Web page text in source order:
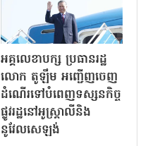
អគ្គលេខាបក្ស ប្រធានរដ្ឋ
លោក តូឡឹម អញ្ជើញចេញ
ដំណើរទៅបំពេញទស្សនកិច្ច
ផ្លូវរដ្ឋនៅអូស្ត្រាលីនិង
នូវែលសេឡង់